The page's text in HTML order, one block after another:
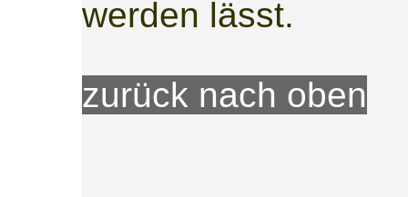
werden lässt.
zurück nach oben